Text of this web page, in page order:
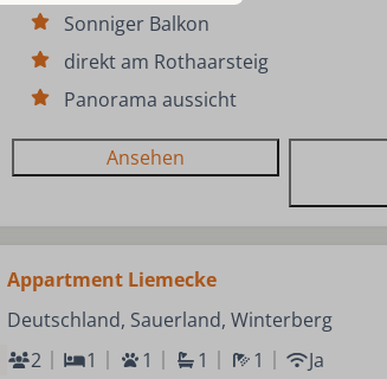
Sonniger Balkon
direkt am Rothaarsteig
Panorama aussicht
Ansehen
Appartment Liemecke
Deutschland, Sauerland, Winterberg
2
1 1 1 1
Ja